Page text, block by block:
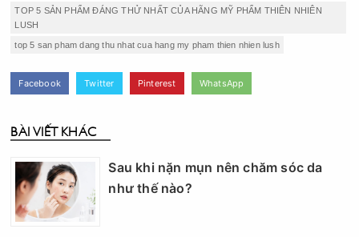
TOP 5 SẢN PHẨM ĐÁNG THỬ NHẤT CỦA HÃNG MỸ PHẨM THIÊN NHIÊN
LUSH
top 5 san pham dang thu nhat cua hang my pham thien nhien lush
Facebook Twitter Pinterest WhatsApp
BÀI VIẾT KHÁC
Sau khi nặn mụn nên chăm sóc da
như thế nào?